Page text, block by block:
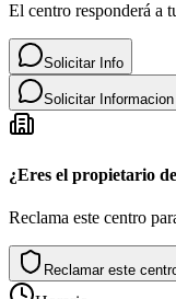
El centro responderá a
Solicitar Info
Solicitar Informacion
¿Eres el propietario
Reclama este centro
Reclamar este